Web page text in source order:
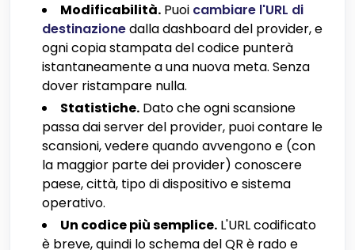
Modificabilità. Puoi cambiare l'URL di
destinazionedalla dashboard del provider, e
ogni copia stampata del codice punterà
istantaneamente a una nuova meta. Senza
dover ristampare nulla.
Statistiche. Dato che ogni scansione
passa dai server del provider, puoi contare le
scansioni, vedere quando avvengono e (con
la maggior parte dei provider) conoscere
paese, città, tipo di dispositivo e sistema
operativo.
Un codice più semplice. L'URL codificato
è breve, quindi lo schema del QR è rado e